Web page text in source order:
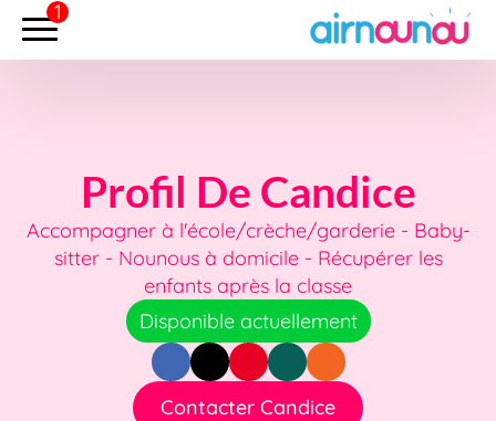
Profil De Candice
Accompagner à l'école/crèche/garderie - Baby-
sitter - Nounous à domicile - Récupérer les
enfants après la classe
Disponible actuellement
Contacter Candice